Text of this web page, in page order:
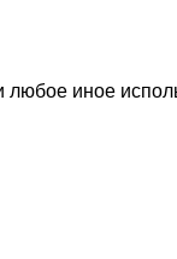
любое иное